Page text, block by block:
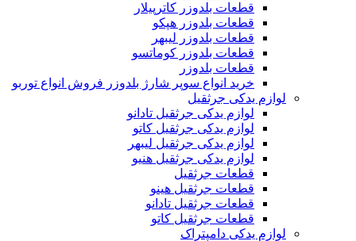
قطعات بلدوزر کاترپیلار
قطعات بلدوزر هپکو
قطعات بلدوزر لیبهر
قطعات بلدوزر کوماتسو
قطعات بلدوزر
خرید انواع سوپر شارژ بلدوزر فروش انواع توربو
لوازم یدکی جرثقیل
لوازم یدکی جرثقیل تادانو
لوازم یدکی جرثقیل کاتو
لوازم یدکی جرثقیل لیبهر
لوازم یدکی جرثقیل هنیو
قطعات جرثقیل
قطعات جرثقیل هینو
قطعات جرثقیل تادانو
قطعات جرثقیل کاتو
لوازم یدکی دامپتراک